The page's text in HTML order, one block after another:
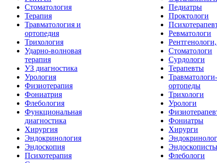
Стоматология
Терапия
Травматология и
ортопедия
Трихология
Ударно-волновая
терапия
УЗ диагностика
Урология
Физиотерапия
Фониатрия
Флебология
Функциональная
диагностика
Хирургия
Эндокринология
Эндоскопия
Психотерапия
Педиатры
Проктологи
Ревматологи
Стоматологи
Сурдологи
Терапевты
Травматологи-
ортопеды
Трихологи
Урологи
Фониатры
Хирурги
Эндоскописты
Флебологи